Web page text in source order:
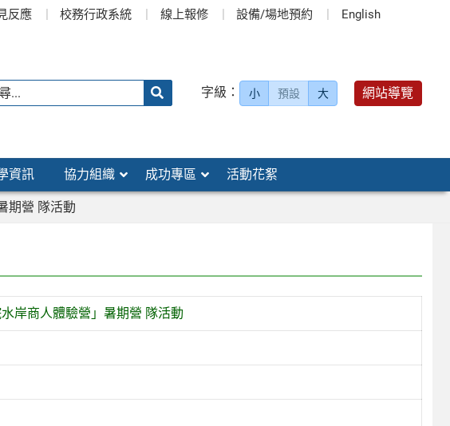
反應 校務行政系統 線上報修 設備/場地預約 English
字級： 小 預設 大 網站導覽
資訊 協力組織 成功專區 活動花絮
期營 隊活動
岸商人體驗營」暑期營 隊活動